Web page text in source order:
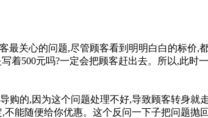
关心的问题,尽管顾客看到明明白白的标价,
500元吗?一定会把顾客赶出去。所以,此时
的,因为这个问题处理不好,导致顾客转身就
能随便给你优惠。这个反问一下子把问题抛